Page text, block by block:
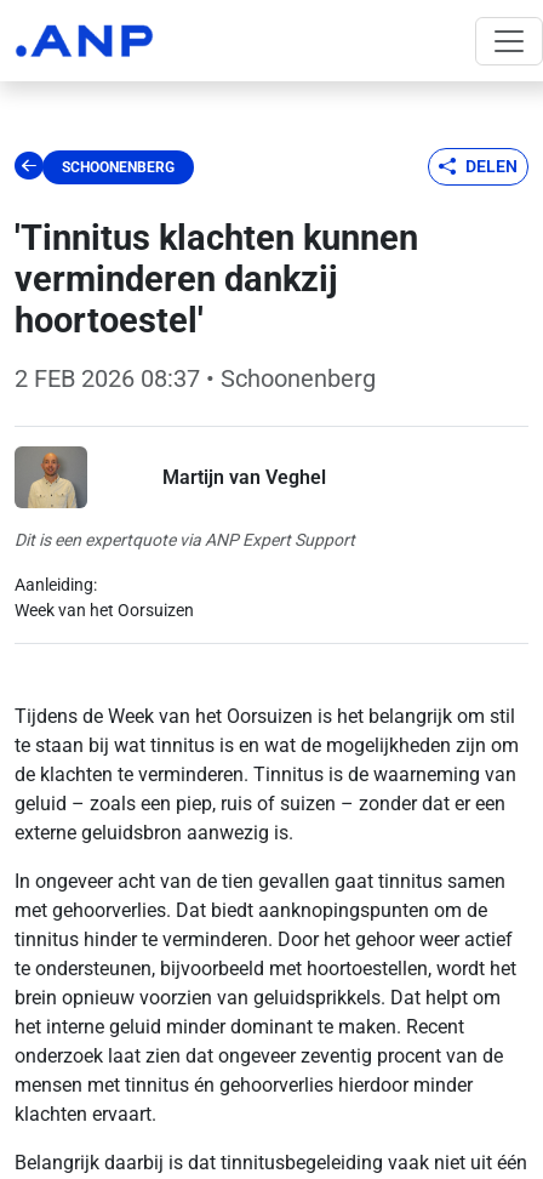
SCHOONENBERG DELEN
'Tinnitus klachten kunnen
verminderen dankzij
hoortoestel'
2 FEB 2026 08:37 • Schoonenberg
Martijn van Veghel
Dit is een expertquote via ANP Expert Support
Aanleiding:
Week van het Oorsuizen
Tijdens de Week van het Oorsuizen is het belangrijk om stil
te staan bij wat tinnitus is en wat de mogelijkheden zijn om
de klachten te verminderen. Tinnitus is de waarneming van
geluid – zoals een piep, ruis of suizen – zonder dat er een
externe geluidsbron aanwezig is.
In ongeveer acht van de tien gevallen gaat tinnitus samen
met gehoorverlies. Dat biedt aanknopingspunten om de
tinnitus hinder te verminderen. Door het gehoor weer actief
te ondersteunen, bijvoorbeeld met hoortoestellen, wordt het
brein opnieuw voorzien van geluidsprikkels. Dat helpt om
het interne geluid minder dominant te maken. Recent
onderzoek laat zien dat ongeveer zeventig procent van de
mensen met tinnitus én gehoorverlies hierdoor minder
klachten ervaart.
Belangrijk daarbij is dat tinnitusbegeleiding vaak niet uit één